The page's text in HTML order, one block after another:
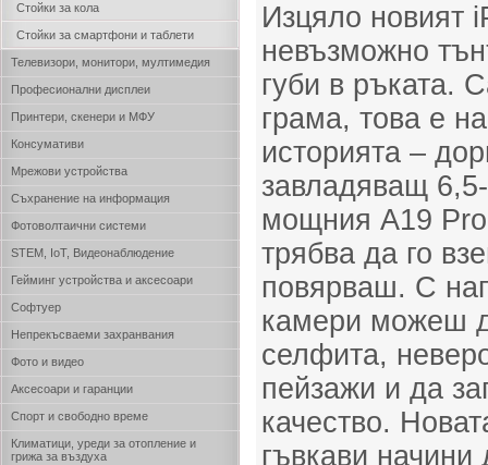
Стойки за кола
Стойки за смартфони и таблети
Телевизори, монитори, мултимедия
Професионални дисплеи
Принтери, скенери и МФУ
Консумативи
Мрежови устройства
Съхранение на информация
Фотоволтаични системи
STEM, IoT, Видеонаблюдение
Гейминг устройства и аксесоари
Софтуер
Непрекъсваеми захранвания
Фото и видео
Аксесоари и гаранции
Спорт и свободно време
Климатици, уреди за отопление и
грижа за въздуха
Изцяло новият
невъзможно
губи в ръката.
грама, това е
историята –
завладяващ
мощния A19
трябва да го
повярваш. С
камери можеш
селфита,
пейзажи и да
качество.
гъвкави